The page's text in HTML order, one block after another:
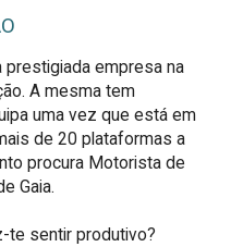
prestigiada empresa na
A mesma tem
uma vez que está em
de 20 plataformas a
procura Motorista de
Gaia.
te sentir produtivo?